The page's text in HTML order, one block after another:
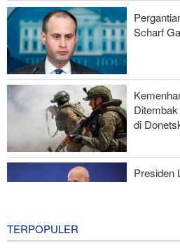
Presiden Pezeshkian Bertemu dan
Presiden Iran: Dengan Teknologi
Ketergantungan Minyak dan Sanksi
Yahya Saree: Operasi Khusus di Al-
Saudi Tewas dan Terluka
Pasukan Reaksi Cepat dan
Terdepan Keamanan Perbatasan Iran
Scharf
di
Presiden
TERPOPULER